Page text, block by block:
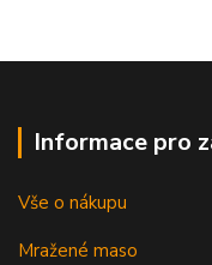
Informace pro
Vše o nákupu
Mražené maso